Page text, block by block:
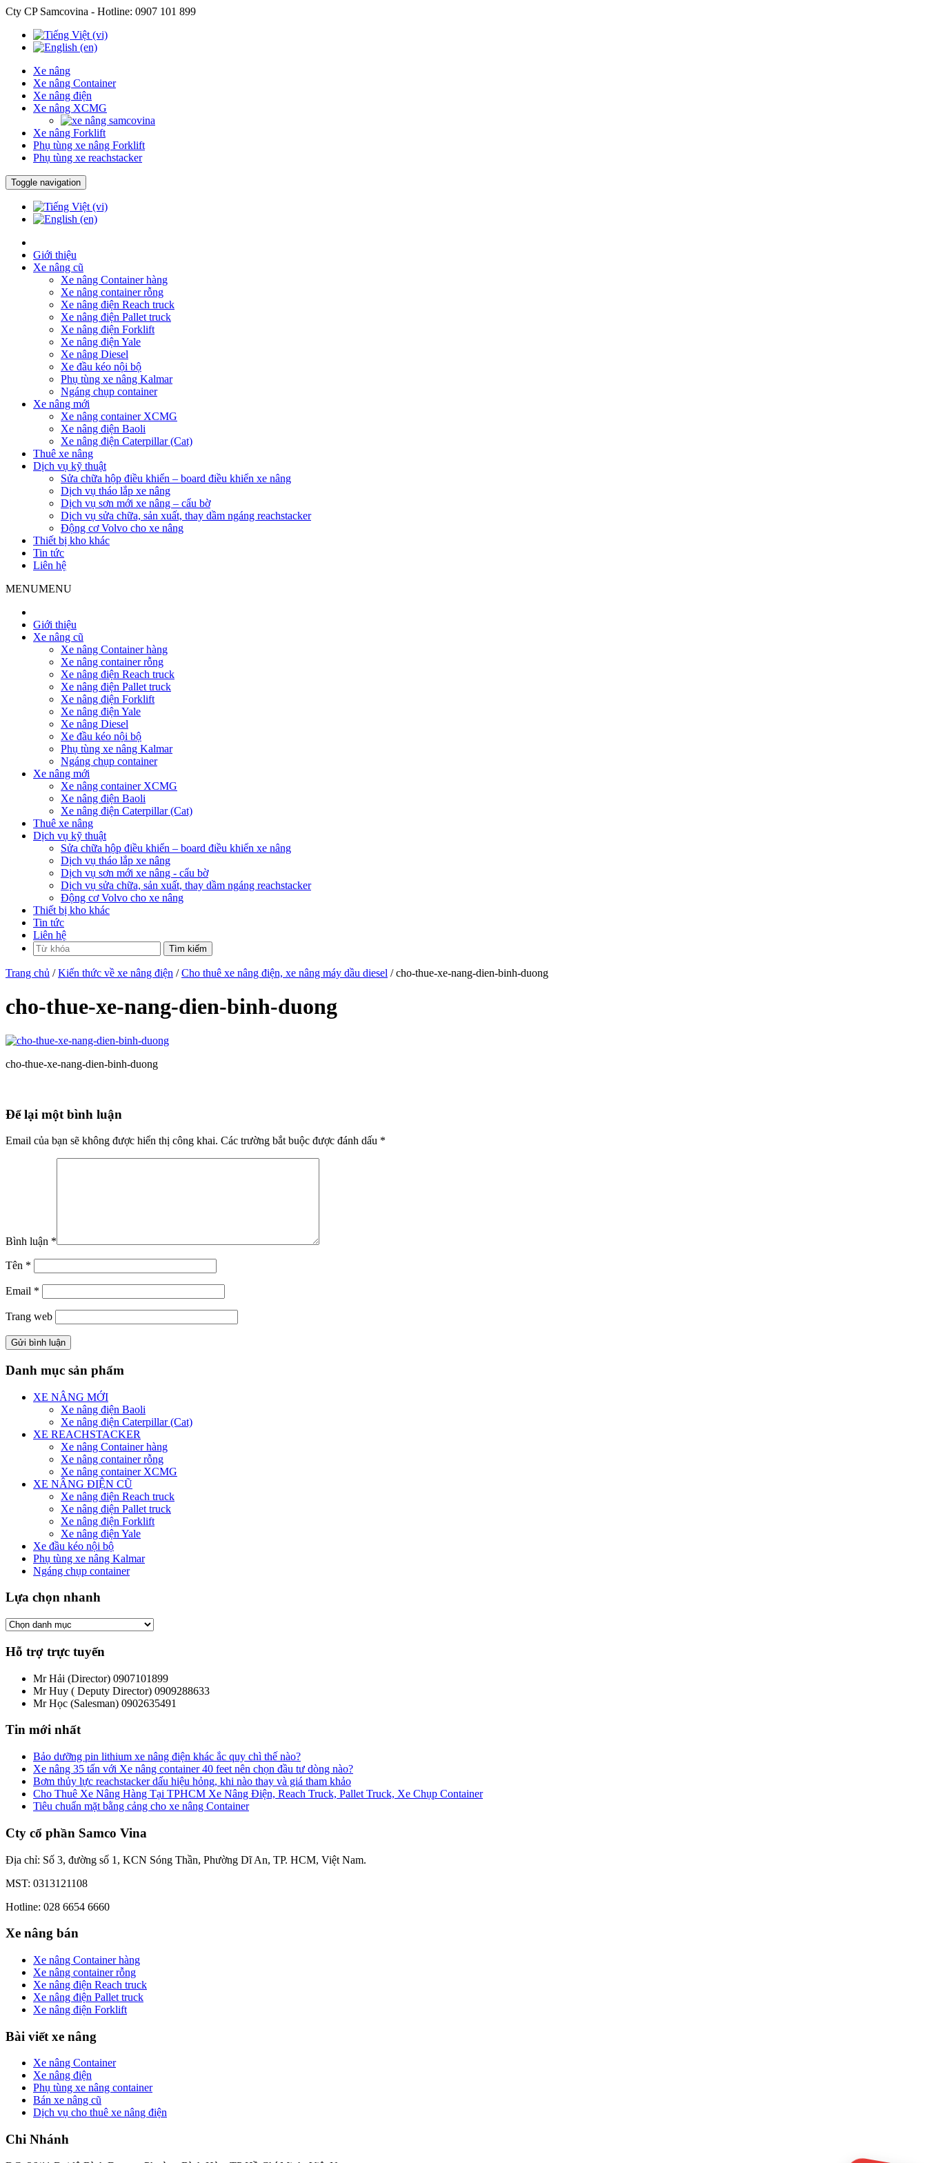
Cty CP Samcovina - Hotline: 0907 101 899
Xe nâng
Xe nâng Container
Xe nâng điện
Xe nâng XCMG
Xe nâng Forklift
Phụ tùng xe nâng Forklift
Phụ tùng xe reachstacker
Toggle navigation
Giới thiệu
Xe nâng cũ
Xe nâng Container hàng
Xe nâng container rỗng
Xe nâng điện Reach truck
Xe nâng điện Pallet truck
Xe nâng điện Forklift
Xe nâng điện Yale
Xe nâng Diesel
Xe đầu kéo nội bộ
Phụ tùng xe nâng Kalmar
Ngáng chụp container
Xe nâng mới
Xe nâng container XCMG
Xe nâng điện Baoli
Xe nâng điện Caterpillar (Cat)
Thuê xe nâng
Dịch vụ kỹ thuật
Sửa chữa hộp điều khiển – board điều khiển xe nâng
Dịch vụ tháo lắp xe nâng
Dịch vụ sơn mới xe nâng – cẩu bờ
Dịch vụ sửa chữa, sản xuất, thay dầm ngáng reachstacker
Động cơ Volvo cho xe nâng
Thiết bị kho khác
Tin tức
Liên hệ
MENUMENU
Giới thiệu
Xe nâng cũ
Xe nâng Container hàng
Xe nâng container rỗng
Xe nâng điện Reach truck
Xe nâng điện Pallet truck
Xe nâng điện Forklift
Xe nâng điện Yale
Xe nâng Diesel
Xe đầu kéo nội bộ
Phụ tùng xe nâng Kalmar
Ngáng chụp container
Xe nâng mới
Xe nâng container XCMG
Xe nâng điện Baoli
Xe nâng điện Caterpillar (Cat)
Thuê xe nâng
Dịch vụ kỹ thuật
Sửa chữa hộp điều khiển – board điều khiển xe nâng
Dịch vụ tháo lắp xe nâng
Dịch vụ sơn mới xe nâng - cẩu bờ
Dịch vụ sửa chữa, sản xuất, thay dầm ngáng reachstacker
Động cơ Volvo cho xe nâng
Thiết bị kho khác
Tin tức
Liên hệ
Trang chủ /Kiến thức về xe nâng điện /Cho thuê xe nâng điện, xe nâng máy dầu diesel / cho-thue-xe-nang-dien-binh-duong
cho-thue-xe-nang-dien-binh-duong
cho-thue-xe-nang-dien-binh-duong
Để lại một bình luận
Email của bạn sẽ không được hiển thị công khai. Các trường bắt buộc được đánh dấu *
Bình luận *
Tên *
Email *
Trang web
Danh mục sản phẩm
XE NÂNG MỚI
Xe nâng điện Baoli
Xe nâng điện Caterpillar (Cat)
XE REACHSTACKER
Xe nâng Container hàng
Xe nâng container rỗng
Xe nâng container XCMG
XE NÂNG ĐIỆN CŨ
Xe nâng điện Reach truck
Xe nâng điện Pallet truck
Xe nâng điện Forklift
Xe nâng điện Yale
Xe đầu kéo nội bộ
Phụ tùng xe nâng Kalmar
Ngáng chụp container
Lựa chọn nhanh
Hỗ trợ trực tuyến
Mr Hải (Director) 0907101899
Mr Huy ( Deputy Director) 0909288633
Mr Học (Salesman) 0902635491
Tin mới nhất
Bảo dưỡng pin lithium xe nâng điện khác ắc quy chì thế nào?
Xe nâng 35 tấn với Xe nâng container 40 feet nên chọn đầu tư dòng nào?
Bơm thủy lực reachstacker dấu hiệu hỏng, khi nào thay và giá tham khảo
Cho Thuê Xe Nâng Hàng Tại TPHCM Xe Nâng Điện, Reach Truck, Pallet Truck, Xe Chụp Container
Tiêu chuẩn mặt bằng cảng cho xe nâng Container
Cty cổ phần Samco Vina
Địa chỉ: Số 3, đường số 1, KCN Sóng Thần, Phường Dĩ An, TP. HCM, Việt Nam.
MST: 0313121108
Hotline: 028 6654 6660
Xe nâng bán
Xe nâng Container hàng
Xe nâng container rỗng
Xe nâng điện Reach truck
Xe nâng điện Pallet truck
Xe nâng điện Forklift
Bài viết xe nâng
Xe nâng Container
Xe nâng điện
Phụ tùng xe nâng container
Bán xe nâng cũ
Dịch vụ cho thuê xe nâng điện
Chi Nhánh